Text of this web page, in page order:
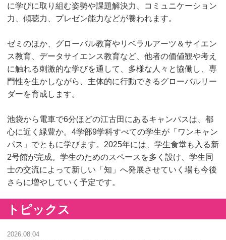
に学びに取り組む姿勢や課題解決力、コミュニケーション
力、傾聴力、プレゼン能力などが養われます。
ゼミのほか、グローバル教育やリベラルアーツ＆サイエン
ス教育、データサイエンス教育など、他者の価値観や考え
に触れる刺激的な学びを通して、多様な人々と協働し、専
門性を生かしながら、主体的に行動できるグローバルリー
ダーを育成します。
池袋から電車で6分ほどの江古田にあるキャンパスは、都
心に近く緑豊か。4学部9学科すべての学生が「ワンキャン
パス」でともに学びます。2025年には、学生食堂も入る新
2号館が完成。学生のためのスペースを多く設け、学生同
士の交流によって新しい「知」へ発展させていく場も今後
さらに増やしていく予定です。
トピックス
2026.08.04